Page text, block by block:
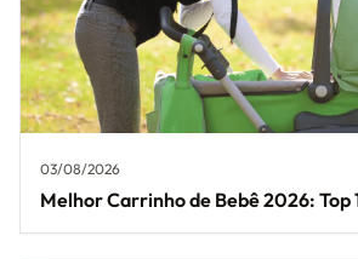
03/08/2026
Melhor Carrinho de Bebê 2026: Top